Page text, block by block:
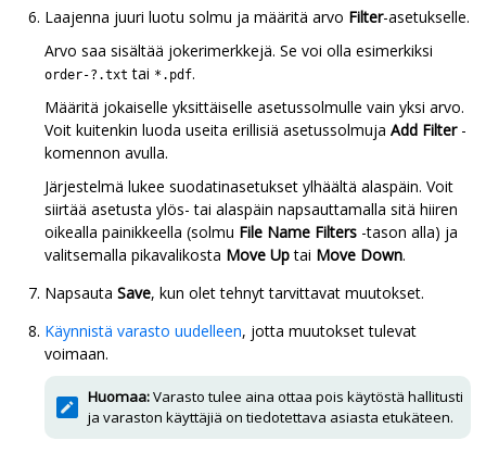
Laajenna juuri luotu solmu ja määritä arvo Filter-asetukselle.
Arvo saa sisältää jokerimerkkejä. Se voi olla esimerkiksi
order-?.txt tai *.pdf.
Määritä jokaiselle yksittäiselle asetussolmulle vain yksi arvo.
Voit kuitenkin luoda useita erillisiä asetussolmuja Add Filter-
komennon avulla.
Järjestelmä lukee suodatinasetukset ylhäältä alaspäin. Voit
siirtää asetusta ylös- tai alaspäin napsauttamalla sitä hiiren
oikealla painikkeella (solmu File Name Filters -tason alla) ja
valitsemalla pikavalikosta Move Uptai Move Down.
Napsauta Save, kun olet tehnyt tarvittavat muutokset.
Käynnistä varasto uudelleen, jotta muutokset tulevat
voimaan.
Huomaa:Varasto tulee aina ottaa pois käytöstä hallitusti
ja varaston käyttäjiä on tiedotettava asiasta etukäteen.